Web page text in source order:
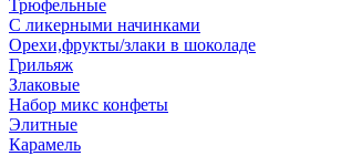
Трюфельные
С ликерными начинками
Орехи,фрукты/злаки в шоколаде
Грильяж
Злаковые
Набор микс конфеты
Элитные
Карамель